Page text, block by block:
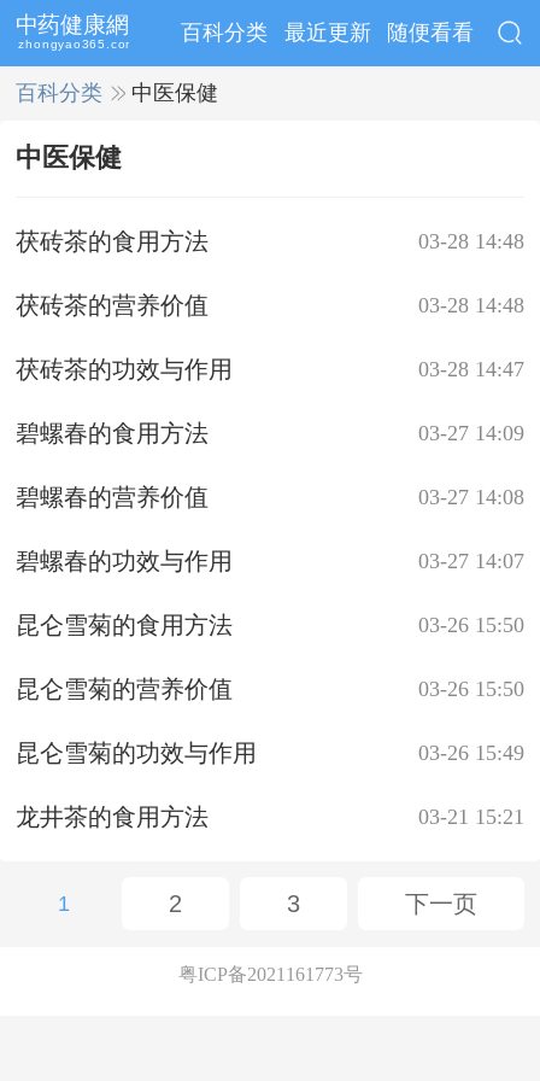
百科分类 最近更新 随便看看
百科分类 >>中医保健
中医保健
03-28 14:48
茯砖茶的食用方法
03-28 14:48
茯砖茶的营养价值
03-28 14:47
茯砖茶的功效与作用
03-27 14:09
碧螺春的食用方法
03-27 14:08
碧螺春的营养价值
03-27 14:07
碧螺春的功效与作用
03-26 15:50
昆仑雪菊的食用方法
03-26 15:50
昆仑雪菊的营养价值
03-26 15:49
昆仑雪菊的功效与作用
03-21 15:21
龙井茶的食用方法
1 2 3 下一页
粤ICP备2021161773号